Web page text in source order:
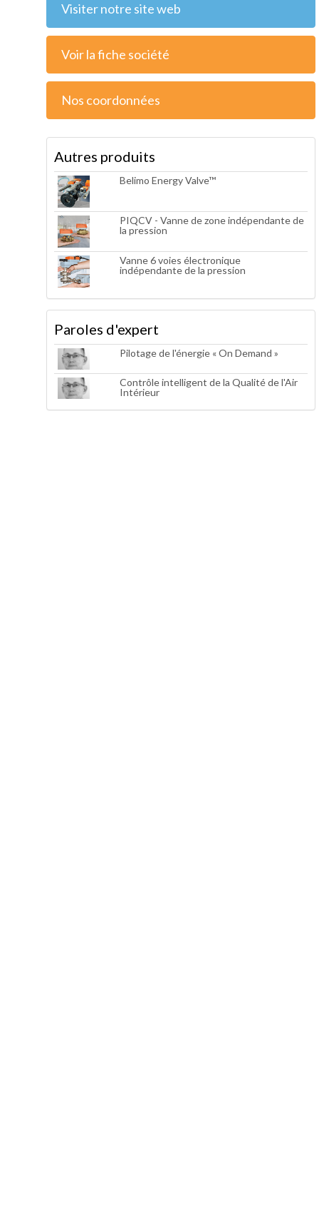
Visiter notre site web
Voir la fiche société
Nos coordonnées
Autres produits
Belimo Energy Valve™
PIQCV - Vanne de zone indépendante de
la pression
Vanne 6 voies électronique
indépendante de la pression
Paroles d'expert
Pilotage de l'énergie « On Demand »
Contrôle intelligent de la Qualité de l'Air
Intérieur